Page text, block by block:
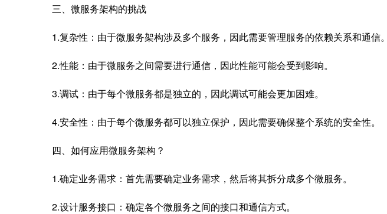
三、微服务架构的挑战
1.复杂性：由于微服务架构涉及多个服务，因此需要管理服务的依赖关系和通信。
2.性能：由于微服务之间需要进行通信，因此性能可能会受到影响。
3.调试：由于每个微服务都是独立的，因此调试可能会更加困难。
4.安全性：由于每个微服务都可以独立保护，因此需要确保整个系统的安全性。
四、如何应用微服务架构？
1.确定业务需求：首先需要确定业务需求，然后将其拆分成多个微服务。
2.设计服务接口：确定各个微服务之间的接口和通信方式。